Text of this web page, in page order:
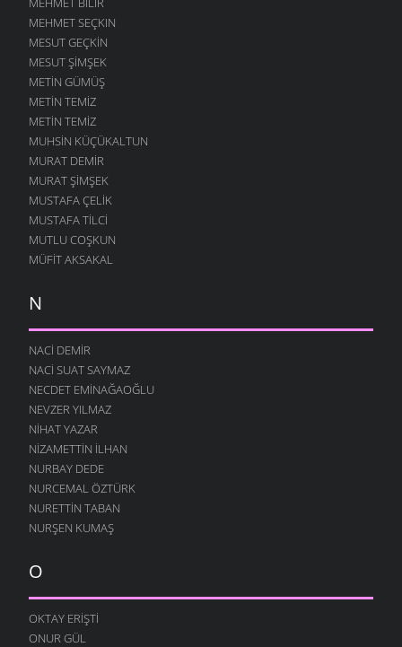
MEHMET SEÇKIN
MESUT GEÇKIN
MESUT ŞIMŞEK
METIN GÜMÜŞ
METIN TEMIZ
METIN TEMIZ
MUHSIN KÜÇÜKALTUN
MURAT DEMIR
MURAT ŞIMŞEK
MUSTAFA ÇELIK
MUSTAFA TILCI
MUTLU COŞKUN
MÜFIT AKSAKAL
N
NACI DEMIR
NACI SUAT SAYMAZ
NECDET EMINAĞAOĞLU
NEVZER YILMAZ
NIHAT YAZAR
NIZAMETTIN İLHAN
NURBAY DEDE
NURCEMAL ÖZTÜRK
NURETTIN TABAN
NURŞEN KUMAŞ
O
OKTAY ERIŞTI
ONUR GÜL